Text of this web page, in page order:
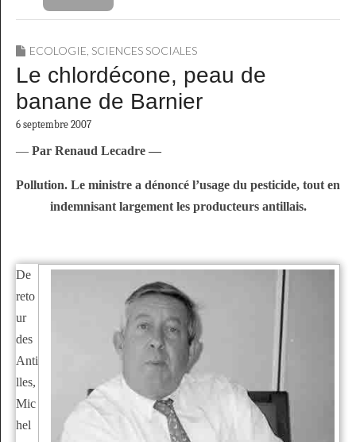
ECOLOGIE SCIENCES SOCIALES
Le chlordécone, peau de
banane de Barnier
6 septembre 2007
— Par Renaud Lecadre —
Pollution. Le ministre a dénoncé l’usage du pesticide, tout en
indemnisant largement les producteurs antillais.
De
reto
ur
des
Anti
lles,
Mic
hel